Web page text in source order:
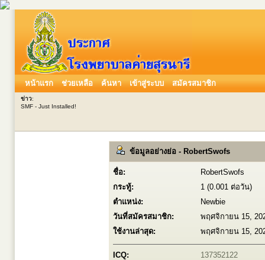
หน้าแรก ช่วยเหลือ ค้นหา เข้าสู่ระบบ สมัครสมาชิก
ข่าว:
SMF - Just Installed!
ข้อมูลอย่างย่อ - RobertSwofs
ชื่อ:
RobertSwofs
กระทู้:
1 (0.001 ต่อวัน)
ตำแหน่ง:
Newbie
วันที่สมัครสมาชิก:
พฤศจิกายน 15,
ใช้งานล่าสุด:
พฤศจิกายน 15,
ICQ:
137352122